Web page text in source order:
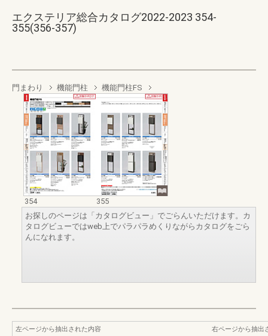
エクステリア総合カタログ2022-2023 354-
355(356-357)
門まわり 機能門柱 機能門柱FS
354
355
お探しのページは「カタログビュー」でごらんいただけます。カ
タログビューではweb上でパラパラめくりながらカタログをごら
んになれます。
左ページから抽出された内容
右ページから抽出